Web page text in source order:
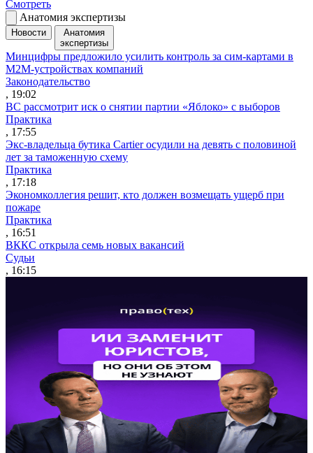
Смотреть
Анатомия экспертизы
Новости
Анатомия
экспертизы
Минцифры предложило усилить контроль за сим-картами в
M2M-устройствах компаний
Законодательство
, 19:02
ВС рассмотрит иск о снятии партии «Яблоко» с выборов
Практика
, 17:55
Экс-владельца бутика Cartier осудили на девять с половиной
лет за таможенную схему
Практика
, 17:18
Экономколлегия решит, кто должен возмещать ущерб при
пожаре
Практика
, 16:51
ВККС открыла семь новых вакансий
Судьи
, 16:15